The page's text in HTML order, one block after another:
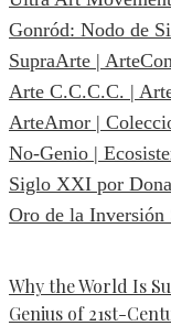
Why the World Is
Genius of 21st-